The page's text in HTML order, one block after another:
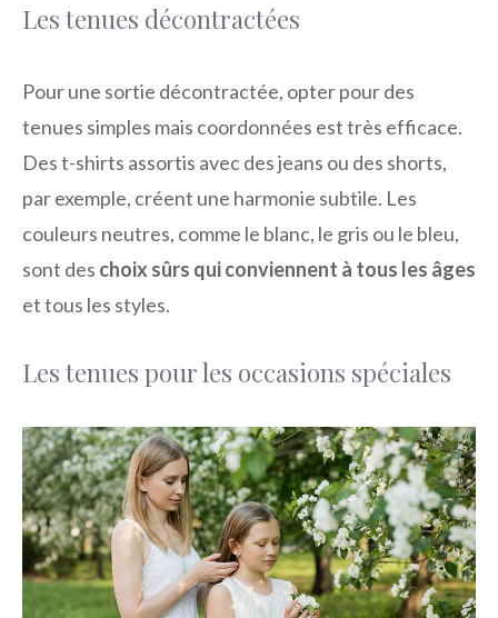
Les tenues décontractées
Pour une sortie décontractée, opter pour des
tenues simples mais coordonnées est très efficace.
Des t-shirts assortis avec des jeans ou des shorts,
par exemple, créent une harmonie subtile. Les
couleurs neutres, comme le blanc, le gris ou le bleu,
sont des choix sûrs qui conviennent à tous les âges
et tous les styles.
Les tenues pour les occasions spéciales